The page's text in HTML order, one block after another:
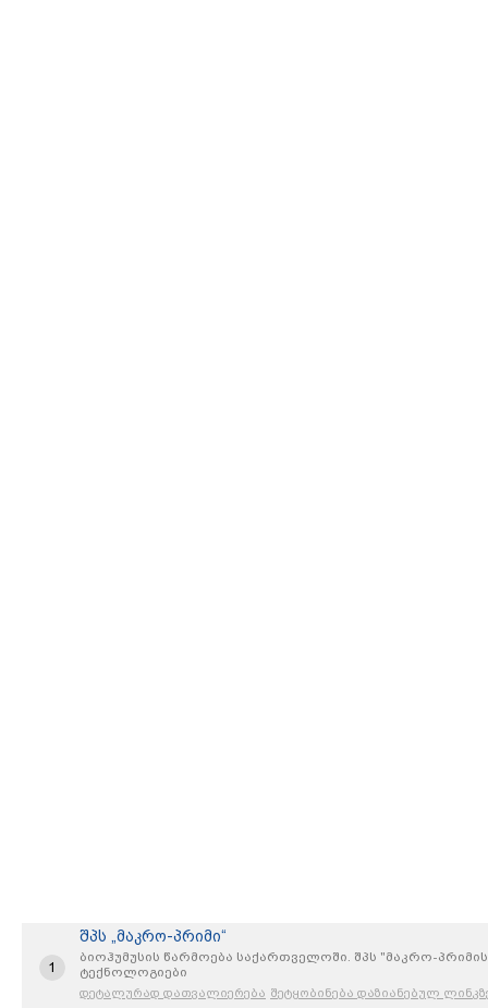
1
შპს „მაკრო-პრიმი“
ბიოჰუმუსის წარმოება საქართველოში. შპს "მაკრო-
ტექნოლოგიები
დეტალურად დათვალიერება შეტყობინება დაზიანებულ